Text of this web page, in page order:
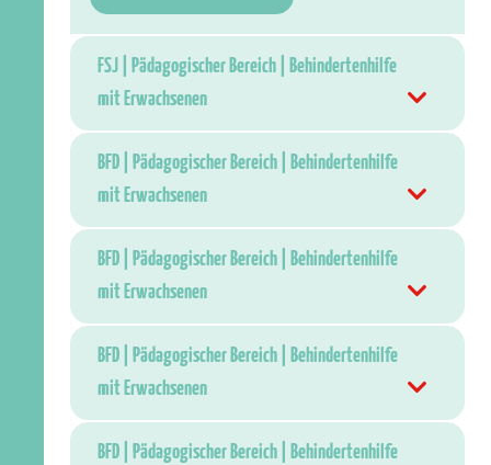
FSJ | Pädagogischer Bereich | Behindertenhilfe
mit Erwachsenen
BFD | Pädagogischer Bereich | Behindertenhilfe
mit Erwachsenen
BFD | Pädagogischer Bereich | Behindertenhilfe
mit Erwachsenen
BFD | Pädagogischer Bereich | Behindertenhilfe
mit Erwachsenen
BFD | Pädagogischer Bereich | Behindertenhilfe